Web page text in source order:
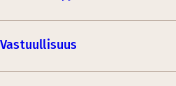
Vastuullisuus